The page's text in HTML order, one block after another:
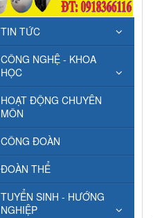
TIN TỨC
CÔNG NGHỆ - KHOA
HỌC
HOẠT ĐỘNG CHUYÊN
MÔN
CÔNG ĐOÀN
ĐOÀN THỂ
TUYỂN SINH - HƯỚNG
NGHIỆP